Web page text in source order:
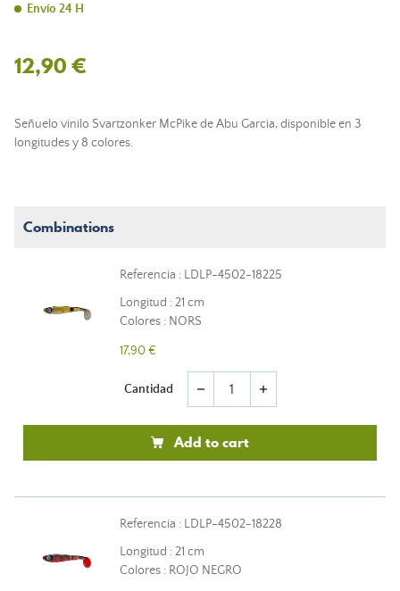
Envío 24 H
12,90 €
Señuelo vinilo Svartzonker McPike de Abu Garcia, disponible en 3
longitudes y 8 colores.
Combinations
Referencia : LDLP-4502-18225
Longitud : 21 cm
Colores : NORS
17,90 €
Cantidad remove add
Add to cart
Referencia : LDLP-4502-18228
Longitud : 21 cm
Colores : ROJO NEGRO